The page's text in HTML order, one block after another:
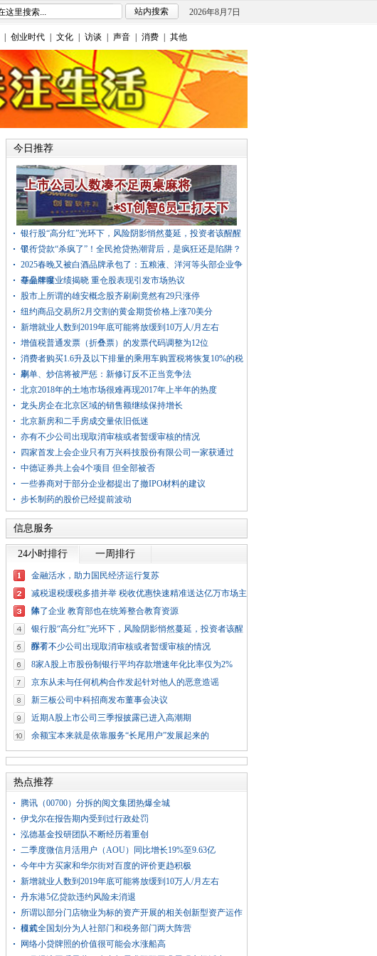
2026年8月7日
创业时代 文化 访谈 声音 消费 其他
今日推荐
银行股“高分红”光环下，风险阴影悄然蔓延，投资者该醒醒
了！
银行贷款“杀疯了”！全民抢贷热潮背后，是疯狂还是陷阱？
2025春晚又被白酒品牌承包了：五粮液、洋河等头部企业争
夺品牌曝
基金年度业绩揭晓 重仓股表现引发市场热议
股市上所谓的雄安概念股齐刷刷竟然有29只涨停
纽约商品交易所2月交割的黄金期货价格上涨70美分
新增就业人数到2019年底可能将放缓到10万人/月左右
增值税普通发票（折叠票）的发票代码调整为12位
消费者购买1.6升及以下排量的乘用车购置税将恢复10%的税
率
刷单、炒信将被严惩：新修订反不正当竞争法
北京2018年的土地市场很难再现2017年上半年的热度
龙头房企在北京区域的销售额继续保持增长
北京新房和二手房成交量依旧低迷
亦有不少公司出现取消审核或者暂缓审核的情况
四家首发上会企业只有万兴科技股份有限公司一家获通过
中德证券共上会4个项目 但全部被否
一些券商对于部分企业都提出了撤IPO材料的建议
步长制药的股价已经提前波动
信息服务
24小时排行 一周排行
金融活水，助力国民经济运行复苏
减税退税缓税多措并举 税收优惠快速精准送达亿万市场主
体
除了企业 教育部也在统筹整合教育资源
银行股“高分红”光环下，风险阴影悄然蔓延，投资者该醒
醒了！
亦有不少公司出现取消审核或者暂缓审核的情况
8家A股上市股份制银行平均存款增速年化比率仅为2%
京东从未与任何机构合作发起针对他人的恶意造谣
新三板公司中科招商发布董事会决议
近期A股上市公司三季报披露已进入高潮期
余额宝本来就是依靠服务“长尾用户”发展起来的
热点推荐
腾讯（00700）分拆的阅文集团热爆全城
伊戈尔在报告期内受到过行政处罚
泓德基金投研团队不断经历着重创
二季度微信月活用户（AOU）同比增长19%至9.63亿
今年中方买家和华尔街对百度的评价更趋积极
新增就业人数到2019年底可能将放缓到10万人/月左右
丹东港5亿贷款违约风险未消退
所谓以部分门店物业为标的资产开展的相关创新型资产运作
模式
目前全国划分为人社部门和税务部门两大阵营
网络小贷牌照的价值很可能会水涨船高